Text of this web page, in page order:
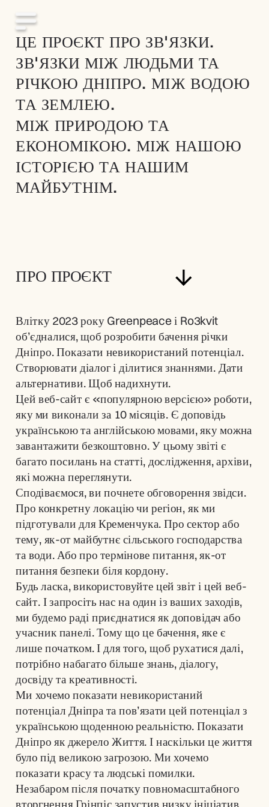
ЦЕ ПРОЄКТ ПРО ЗВ'ЯЗКИ.
ЗВ'ЯЗКИ МІЖ ЛЮДЬМИ ТА
РІЧКОЮ ДНІПРО. МІЖ ВОДОЮ
ТА ЗЕМЛЕЮ.
МІЖ ПРИРОДОЮ ТА
ЕКОНОМІКОЮ. МІЖ НАШОЮ
ІСТОРІЄЮ ТА НАШИМ
МАЙБУТНІМ.
ПРО ПРОЄКТ
Влітку 2023 року Greenpeace і Ro3kvit
об’єдналися, щоб розробити бачення річки
Дніпро. Показати невикористаний потенціал.
Створювати діалог і ділитися знаннями. Дати
Цей веб-сайт є «популярною версією» роботи,
яку ми виконали за 10 місяців. Є доповідь
українською та англійською мовами, яку можна
завантажити безкоштовно. У цьому звіті є
багато посилань на статті, дослідження, архіви,
які можна переглянути.
Сподіваємося, ви почнете обговорення звідси.
Про конкретну локацію чи регіон, як ми
підготували для Кременчука. Про сектор або
тему, як-от майбутнє сільського господарства
та води. Або про термінове питання, як-от
питання безпеки біля кордону.
Будь ласка, використовуйте цей звіт і цей веб-
сайт. І запросіть нас на один із ваших заходів,
ми будемо раді приєднатися як доповідач або
учасник панелі. Тому що це бачення, яке є
лише початком. І для того, щоб рухатися далі,
потрібно набагато більше знань, діалогу,
Ми хочемо показати невикористаний
потенціал Дніпра та пов’язати цей потенціал з
українською щоденною реальністю. Показати
Дніпро як джерело Життя. І наскільки це життя
було під великою загрозою. Ми хочемо
Незабаром після початку повномасштабного